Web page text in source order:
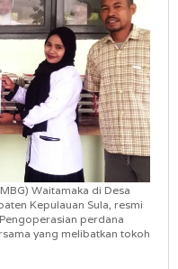
Waitamaka di Desa
Kepulauan Sula, resmi
perdana
yang melibatkan tokoh